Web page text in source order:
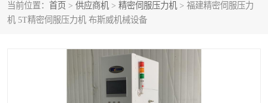
当前位置： 首页 > 供应商机 > 精密伺服压力机 > 福建精密伺服压力
机 5T精密伺服压力机 布斯威机械设备
单柱油压机-C型油压机
数控油压机-伺服油压机 伺服压力机-电子压力机
精密伺服压力机